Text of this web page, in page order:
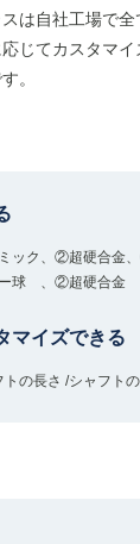
は自社工場で全
じてカスタマイ
。
ック、②超硬合金
球 、②超硬合金
マイズできる
の長さ /シャフト